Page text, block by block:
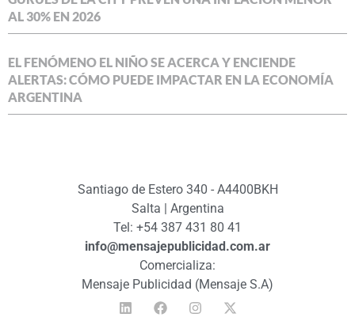
AL 30% EN 2026
EL FENÓMENO EL NIÑO SE ACERCA Y ENCIENDE
ALERTAS: CÓMO PUEDE IMPACTAR EN LA ECONOMÍA
ARGENTINA
Santiago de Estero 340 - A4400BKH
Salta | Argentina
Tel: +54 387 431 80 41
info@mensajepublicidad.com.ar
Comercializa:
Mensaje Publicidad (Mensaje S.A)